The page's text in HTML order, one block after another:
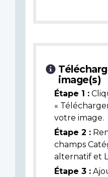
image(s)
Étape 1 :
«
votre image.
Étape 2 :
champs
alternatif et
Étape 3 :